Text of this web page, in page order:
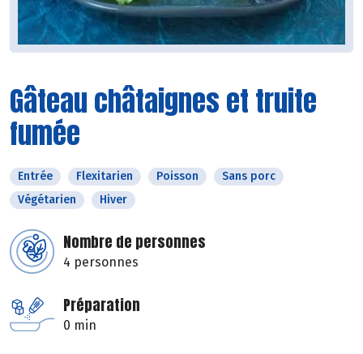
Gâteau châtaignes et truite
fumée
Entrée Flexitarien Poisson
Sans porc
Végétarien
Hiver
Nombre de personnes
4 personnes
Préparation
0 min